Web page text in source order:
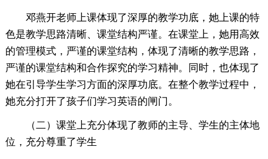
邓燕开老师上课体现了深厚的教学功底，她上课的特
色是教学思路清晰、课堂结构严谨。在课堂上，她用高效
的管理模式，严谨的课堂结构，体现了清晰的教学思路，
严谨的课堂结构和合作探究的学习精神。同时，也体现了
她在引导学生学习方面的深厚功底。在整个教学过程中，
她充分打开了孩子们学习英语的闸门。
（二）课堂上充分体现了教师的主导、学生的主体地
位，充分尊重了学生